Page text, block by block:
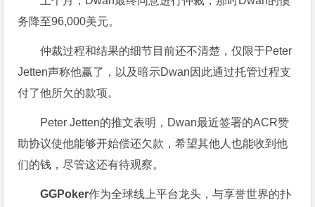
务降至96,000美元。
仲裁过程和结果的细节目前还不清楚，仅限于Peter
Jetten声称他赢了，以及暗示Dwan因此通过托管过程支
付了他所欠的款项。
Peter Jetten的推文表明，Dwan最近签署的ACR赞
助协议使他能够开始偿还欠款，希望其他人也能收到他
们的钱，尽管这还有待观察。
GGPoker作为全球线上平台龙头，与享誉世界的扑